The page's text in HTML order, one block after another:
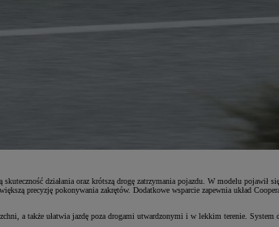
działania oraz krótszą drogę zatrzymania pojazdu. W modelu
precyzję pokonywania zakrętów. Dodatkowe wsparcie zapewnia układ
a także ułatwia jazdę poza drogami utwardzonymi i w lekkim terenie. System